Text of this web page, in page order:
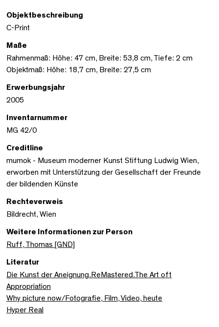
Objektbeschreibung
C-Print
Maße
Rahmenmaß: Höhe: 47 cm, Breite: 53,8 cm, Tiefe: 2 cm
Objektmaß: Höhe: 18,7 cm, Breite: 27,5 cm
Erwerbungsjahr
2005
Inventarnummer
MG 42/0
Creditline
mumok - Museum moderner Kunst Stiftung Ludwig Wien,
erworben mit Unterstützung der Gesellschaft der Freunde
der bildenden Künste
Rechteverweis
Bildrecht, Wien
Weitere Informationen zur Person
Ruff, Thomas [GND]
Literatur
Die Kunst der Aneignung.ReMastered.The Art oft
Appropriation
Why picture now/Fotografie, Film, Video, heute
Hyper Real